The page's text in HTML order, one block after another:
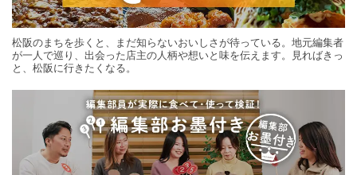
松阪のまちを歩くと、まだ知らないおいしさが待っている。地元編集者
が一人で巡り、出会った店主の人柄や想いと味を伝えます。見ればきっ
と、松阪に行きたくなる。